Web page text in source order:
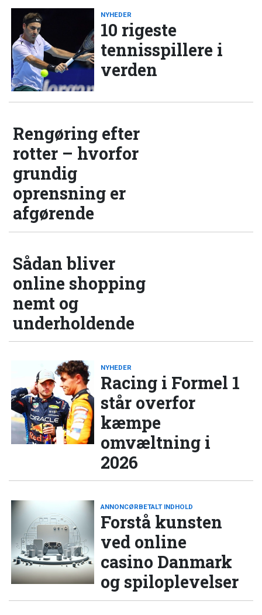
NYHEDER
10 rigeste
tennisspillere i
verden
Rengøring efter
rotter – hvorfor
grundig
oprensning er
afgørende
Sådan bliver
online shopping
nemt og
underholdende
NYHEDER
Racing i Formel 1
står overfor
kæmpe
omvæltning i
2026
ANNONCØRBETALT INDHOLD
Forstå kunsten
ved online
casino Danmark
og spiloplevelser